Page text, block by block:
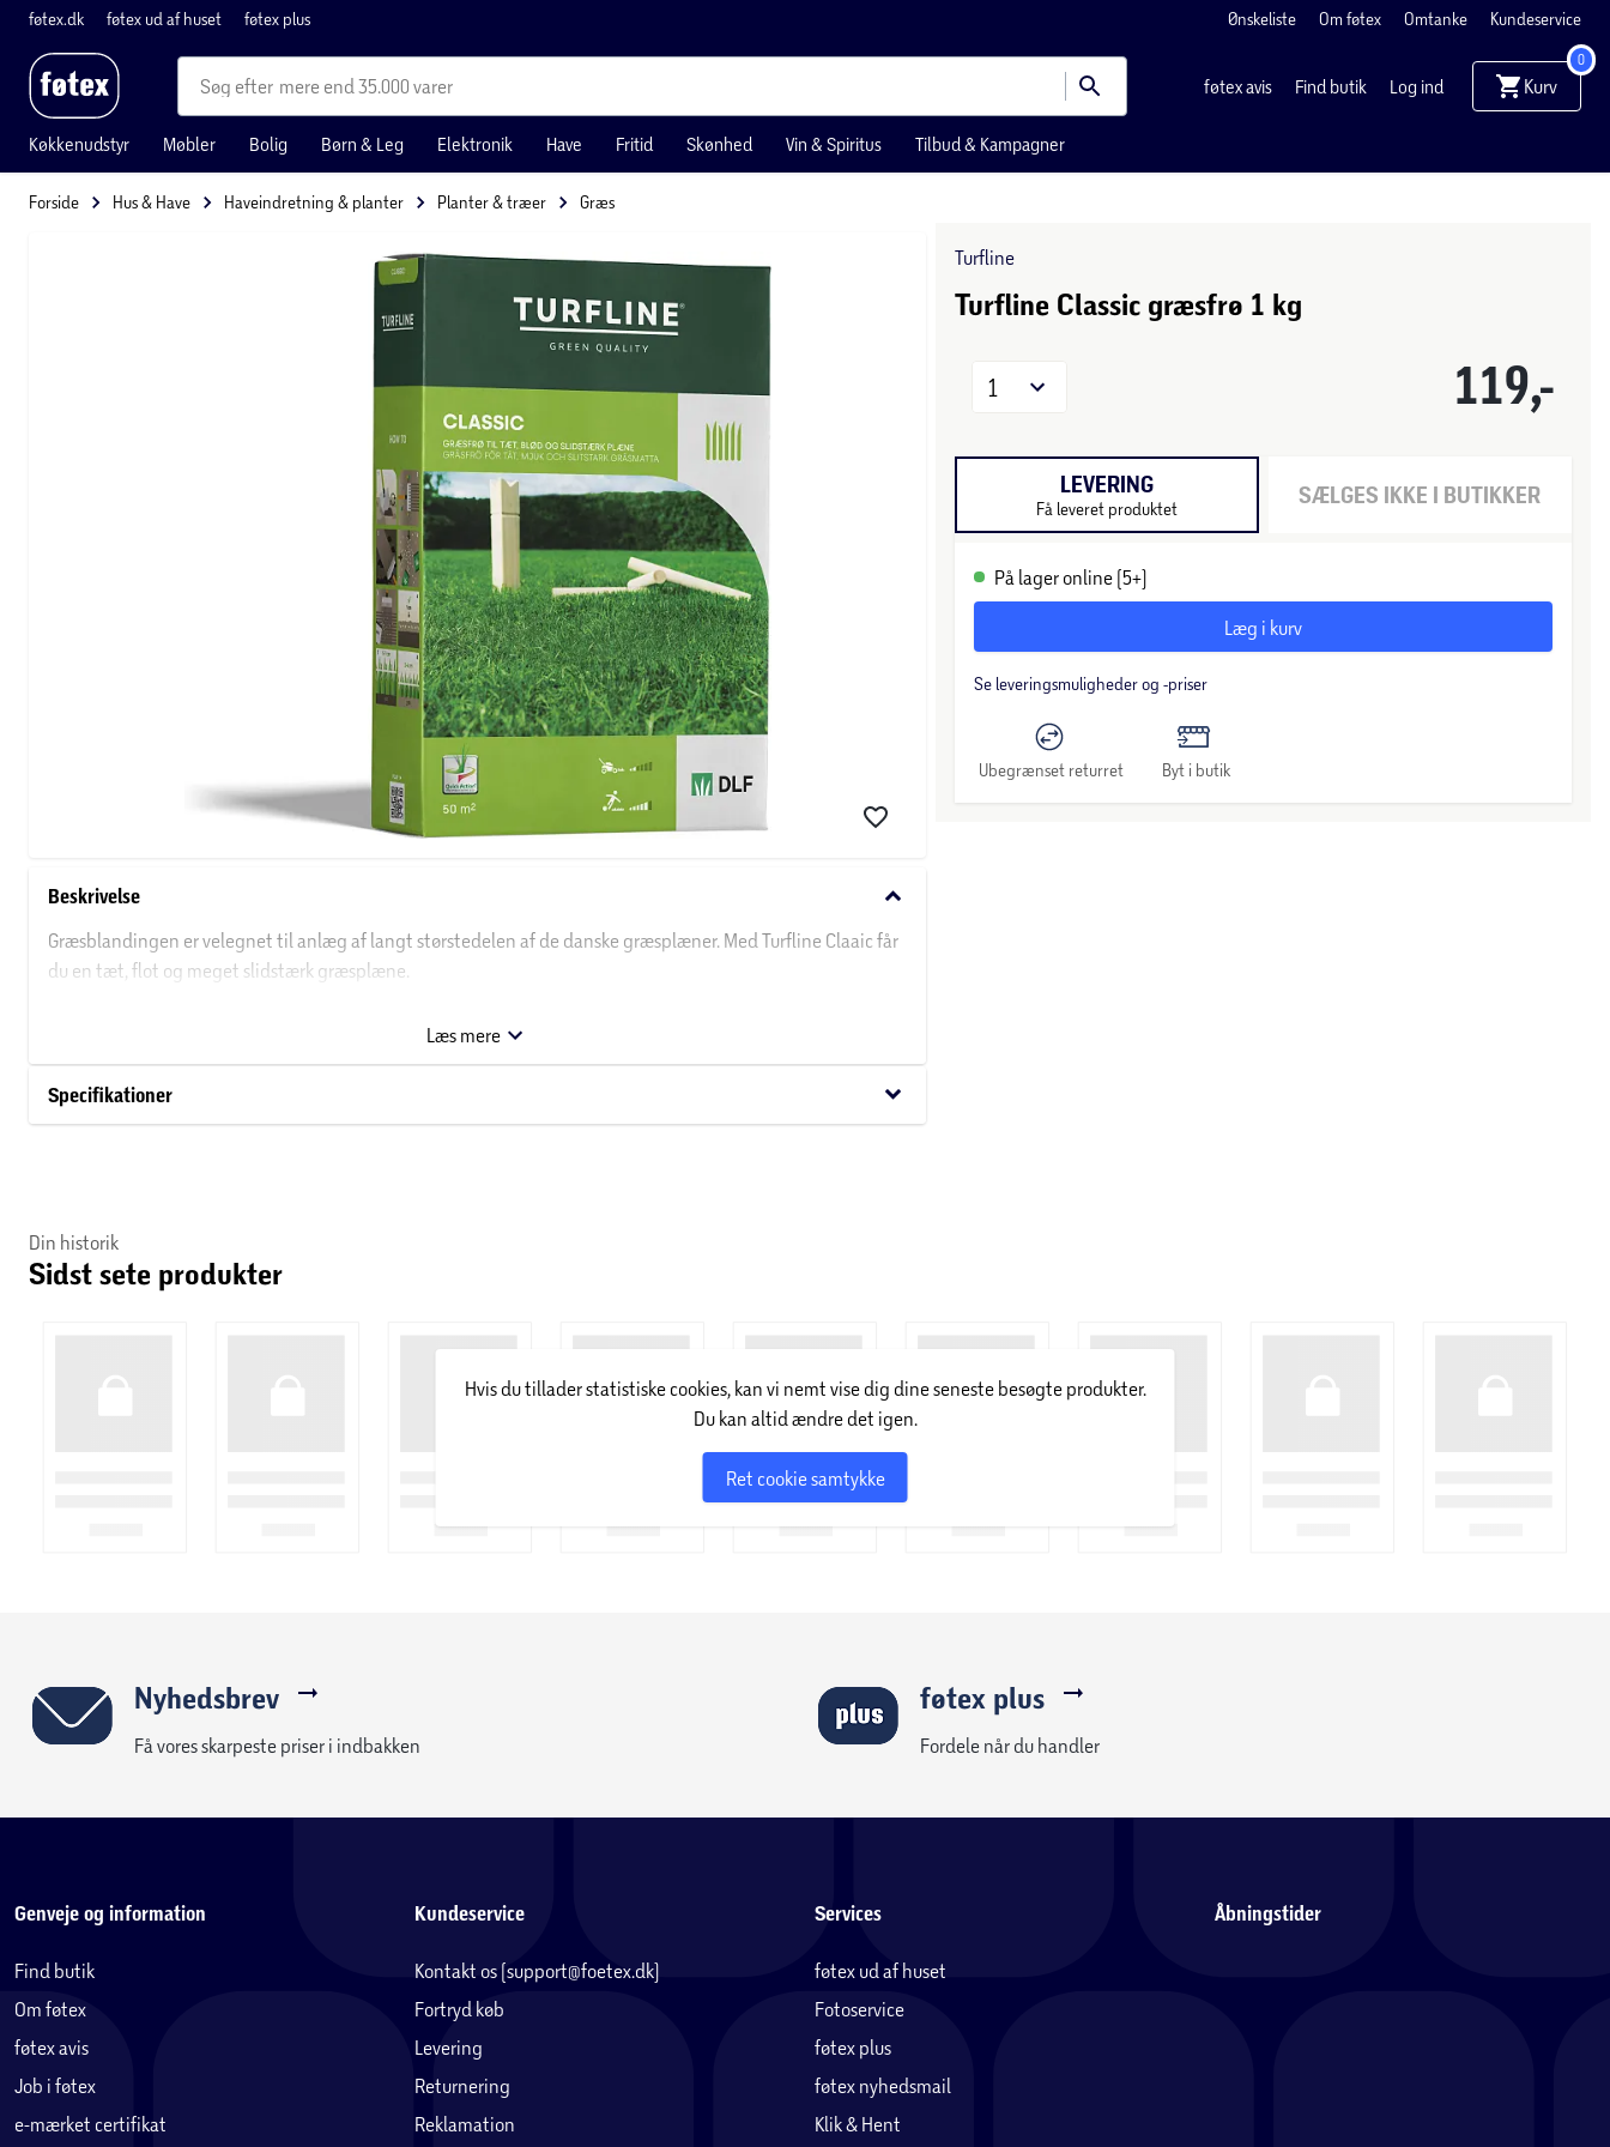
føtex.dk føtex ud af huset føtex plus Ønskeliste Om føtex Omtanke Kundeservice
mere end 35.000 varer føtex avis Find butik Log ind Kurv
0
Køkkenudstyr Møbler Bolig Børn & Leg Elektronik Have Fritid Skønhed Vin & Spiritus Tilbud & Kampagner
Forside Hus & Have Haveindretning & planter Planter & træer Græs
Beskrivelse keyboard_arrow_down
Græsblandingen er velegnet til anlæg af langt størstedelen af de danske græsplæner. Med Turfline Claaic får
du en tæt, flot og meget slidstærk græsplæne.
Læs mere
Specifikationer keyboard_arrow_down
Turfline
Turfline Classic græsfrø 1 kg
119,-
1
LEVERING
Få leveret produktet SÆLGES IKKE I BUTIKKER
På lager online (5+)
Læg i kurv
Se leveringsmuligheder og -priser
Ubegrænset returret Byt i butik
Din historik
Sidst sete produkter
Hvis du tillader statistiske cookies, kan vi nemt vise dig dine seneste besøgte produkter.
Du kan altid ændre det igen.
Ret cookie samtykke
Nyhedsbrev
Få vores skarpeste priser i indbakken
føtex plus
Fordele når du handler
Genveje og information
Find butik
Om føtex
føtex avis
Job i føtex
e-mærket certifikat
Kundeservice
Kontakt os (support@foetex.dk)
Fortryd køb
Levering
Returnering
Reklamation
Services
føtex ud af huset
Fotoservice
føtex plus
føtex nyhedsmail
Klik & Hent
Åbningstider